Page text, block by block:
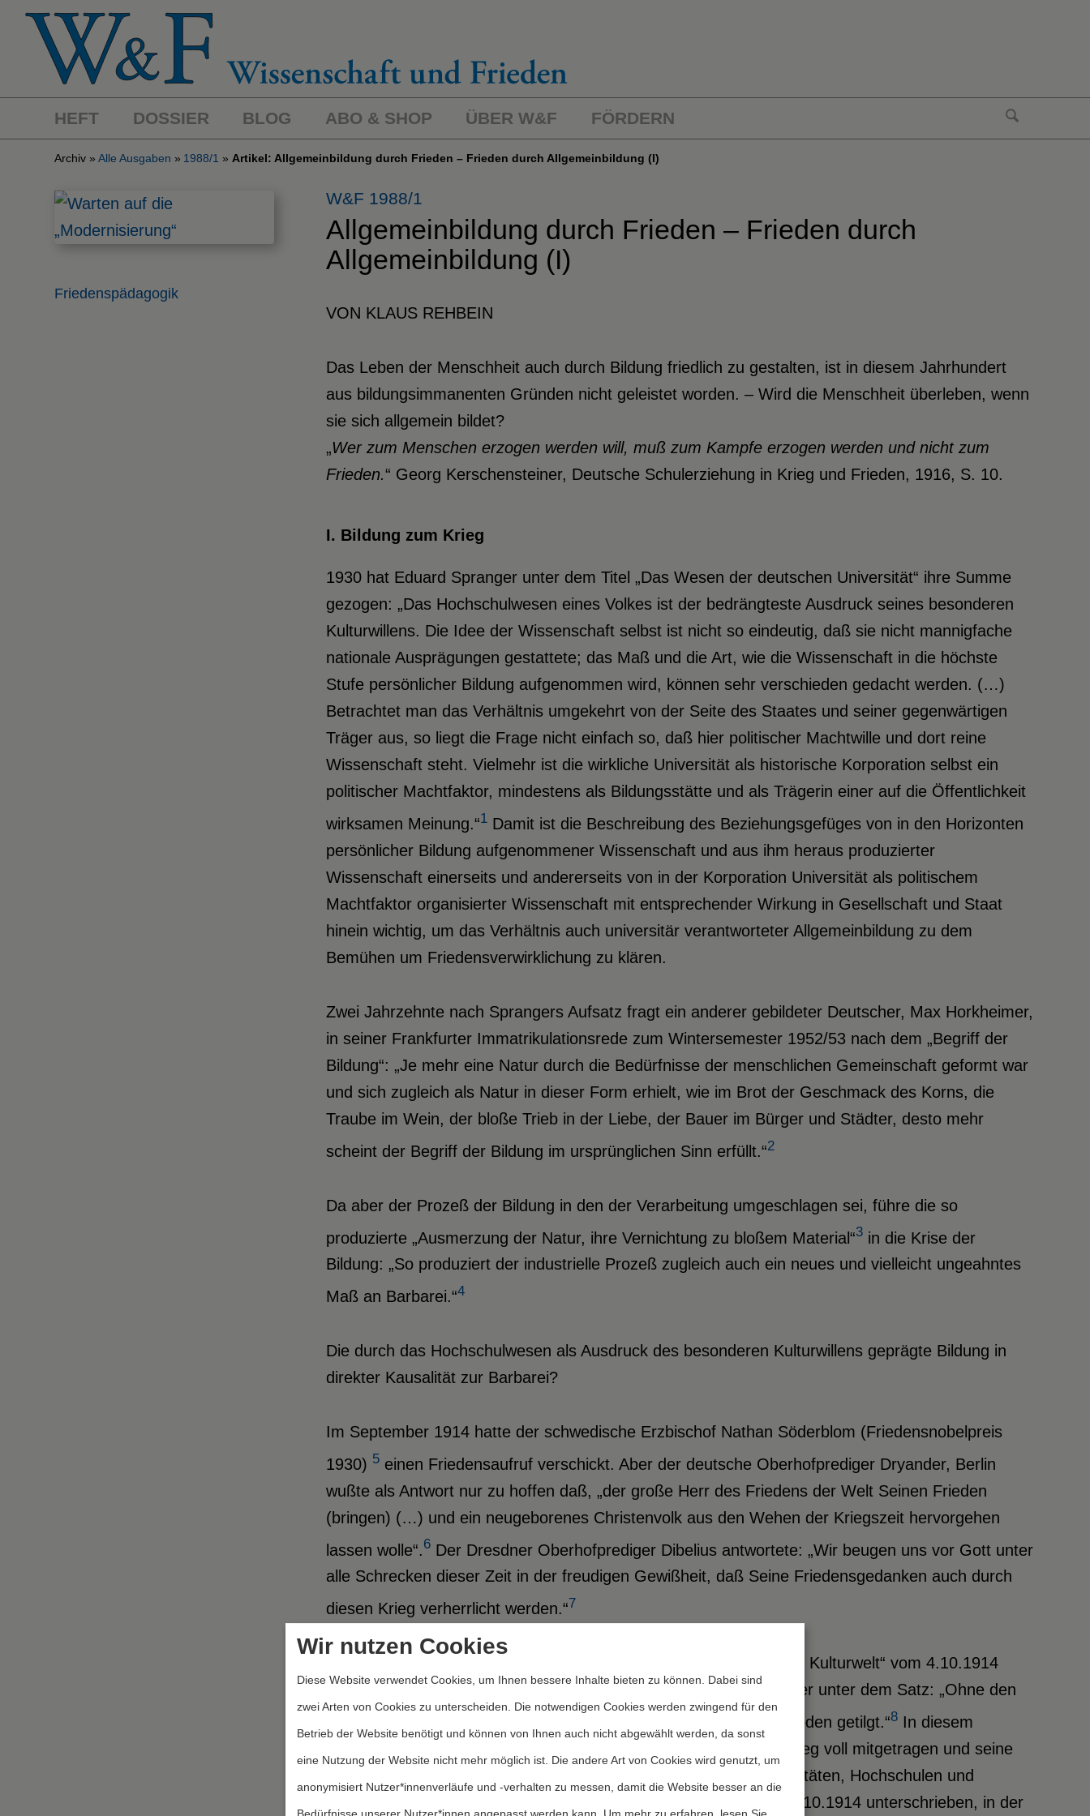
HEFT DOSSIER BLOG ABO & SHOP ÜBER W&F FÖRDERN
Archiv Alle Ausgaben 1988/1 Artikel: Allgemeinbildung durch Frieden – Frieden durch Allgemeinbildung (I)
Friedenspädagogik
W&F 1988/1
Allgemeinbildung durch Frieden – Frieden durch
Allgemeinbildung (I)
VON KLAUS REHBEIN
Das Leben der Menschheit auch durch Bildung friedlich zu gestalten, ist in diesem Jahrhundert
aus bildungsimmanenten Gründen nicht geleistet worden. – Wird die Menschheit überleben, wenn
sie sich allgemein bildet?
„Wer zum Menschen erzogen werden will, muß zum Kampfe erzogen werden und nicht zum
Frieden.“ Georg Kerschensteiner, Deutsche Schulerziehung in Krieg und Frieden, 1916, S. 10.
I. Bildung zum Krieg
1930 hat Eduard Spranger unter dem Titel „Das Wesen der deutschen Universität“ ihre Summe
gezogen: „Das Hochschulwesen eines Volkes ist der bedrängteste Ausdruck seines besonderen
Kulturwillens. Die Idee der Wissenschaft selbst ist nicht so eindeutig, daß sie nicht mannigfache
nationale Ausprägungen gestattete; das Maß und die Art, wie die Wissenschaft in die höchste
Stufe persönlicher Bildung aufgenommen wird, können sehr verschieden gedacht werden. (…)
Betrachtet man das Verhältnis umgekehrt von der Seite des Staates und seiner gegenwärtigen
Träger aus, so liegt die Frage nicht einfach so, daß hier politischer Machtwille und dort reine
Wissenschaft steht. Vielmehr ist die wirkliche Universität als historische Korporation selbst ein
politischer Machtfaktor, mindestens als Bildungsstätte und als Trägerin einer auf die Öffentlichkeit
wirksamen Meinung.“1Damit ist die Beschreibung des Beziehungsgefüges von in den Horizonten
persönlicher Bildung aufgenommener Wissenschaft und aus ihm heraus produzierter
Wissenschaft einerseits und andererseits von in der Korporation Universität als politischem
Machtfaktor organisierter Wissenschaft mit entsprechender Wirkung in Gesellschaft und Staat
hinein wichtig, um das Verhältnis auch universitär verantworteter Allgemeinbildung zu dem
Bemühen um Friedensverwirklichung zu klären.
Zwei Jahrzehnte nach Sprangers Aufsatz fragt ein anderer gebildeter Deutscher, Max Horkheimer,
in seiner Frankfurter Immatrikulationsrede zum Wintersemester 1952/53 nach dem „Begriff der
Bildung“: „Je mehr eine Natur durch die Bedürfnisse der menschlichen Gemeinschaft geformt war
und sich zugleich als Natur in dieser Form erhielt, wie im Brot der Geschmack des Korns, die
Traube im Wein, der bloße Trieb in der Liebe, der Bauer im Bürger und Städter, desto mehr
scheint der Begriff der Bildung im ursprünglichen Sinn erfüllt.“2
Da aber der Prozeß der Bildung in den der Verarbeitung umgeschlagen sei, führe die so
produzierte „Ausmerzung der Natur, ihre Vernichtung zu bloßem Material“3in die Krise der
Bildung: „So produziert der industrielle Prozeß zugleich auch ein neues und vielleicht ungeahntes
Maß an Barbarei.“4
Die durch das Hochschulwesen als Ausdruck des besonderen Kulturwillens geprägte Bildung in
direkter Kausalität zur Barbarei?
Im September 1914 hatte der schwedische Erzbischof Nathan Söderblom (Friedensnobelpreis
1930) 5einen Friedensaufruf verschickt. Aber der deutsche Oberhofprediger Dryander, Berlin
wußte als Antwort nur zu hoffen daß, „der große Herr des Friedens der Welt Seinen Frieden
(bringen) (…) und ein neugeborenes Christenvolk aus den Wehen der Kriegszeit hervorgehen
lassen wolle“. 6Der Dresdner Oberhofprediger Dibelius antwortete: „Wir beugen uns vor Gott unter
alle Schrecken dieser Zeit in der freudigen Gewißheit, daß Seine Friedensgedanken auch durch
diesen Krieg verherrlicht werden.“7
Der auch vom Rassenhochmut getragene berühmte Aufruf „An die Kulturwelt“ vom 4.10.1914
trägt die Unterschrift der berühmtesten Wissenschaftler und Dichter unter dem Satz: „Ohne den
deutschen Militarismus wäre die deutsche Kultur längst vom Erdboden getilgt.“8In diesem
Verständnis hat die deutsche Universität als Institution den Weltkrieg voll mitgetragen und seine
Führung mitzuverantworten. 3016 Hochschullehrer der 53 Universitäten, Hochschulen und
Akademien des Deutschen Reiches haben eine Erklärung vom 16.10.1914 unterschrieben, in der
Wir nutzen Cookies
Diese Website verwendet Cookies, um Ihnen bessere Inhalte bieten zu können. Dabei sind
zwei Arten von Cookies zu unterscheiden. Die notwendigen Cookies werden zwingend für den
Betrieb der Website benötigt und können von Ihnen auch nicht abgewählt werden, da sonst
eine Nutzung der Website nicht mehr möglich ist. Die andere Art von Cookies wird genutzt, um
anonymisiert Nutzer*innenverläufe und -verhalten zu messen, damit die Website besser an die